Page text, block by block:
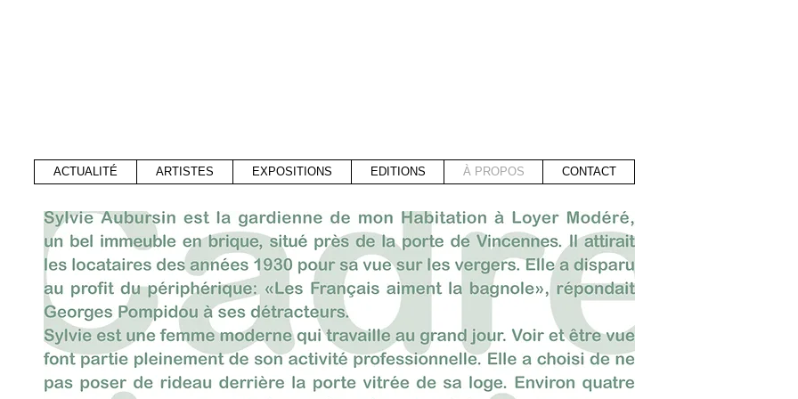
ACTUALITÉ ARTISTES EXPOSITIONS EDITIONS À PROPOS CONTACT